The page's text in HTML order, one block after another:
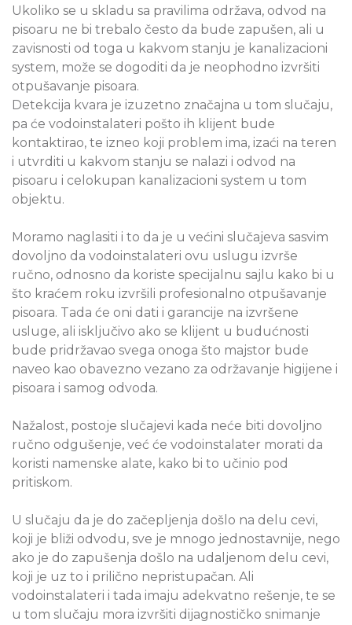
Ukoliko se u skladu sa pravilima održava, odvod na
pisoaru ne bi trebalo često da bude zapušen, ali u
zavisnosti od toga u kakvom stanju je kanalizacioni
system, može se dogoditi da je neophodno izvršiti
otpušavanje pisoara.
Detekcija kvara je izuzetno značajna u tom slučaju,
pa će vodoinstalateri pošto ih klijent bude
kontaktirao, te izneo koji problem ima, izaći na teren
i utvrditi u kakvom stanju se nalazi i odvod na
pisoaru i celokupan kanalizacioni system u tom
objektu.
Moramo naglasiti i to da je u većini slučajeva sasvim
dovoljno da vodoinstalateri ovu uslugu izvrše
ručno, odnosno da koriste specijalnu sajlu kako bi u
što kraćem roku izvršili profesionalno otpušavanje
pisoara. Tada će oni dati i garancije na izvršene
usluge, ali isključivo ako se klijent u budućnosti
bude pridržavao svega onoga što majstor bude
naveo kao obavezno vezano za održavanje higijene i
pisoara i samog odvoda.
Nažalost, postoje slučajevi kada neće biti dovoljno
ručno odgušenje, već će vodoinstalater morati da
koristi namenske alate, kako bi to učinio pod
pritiskom.
U slučaju da je do začepljenja došlo na delu cevi,
koji je bliži odvodu, sve je mnogo jednostavnije, nego
ako je do zapušenja došlo na udaljenom delu cevi,
koji je uz to i prilično nepristupačan. Ali
vodoinstalateri i tada imaju adekvatno rešenje, te se
u tom slučaju mora izvršiti dijagnostičko snimanje